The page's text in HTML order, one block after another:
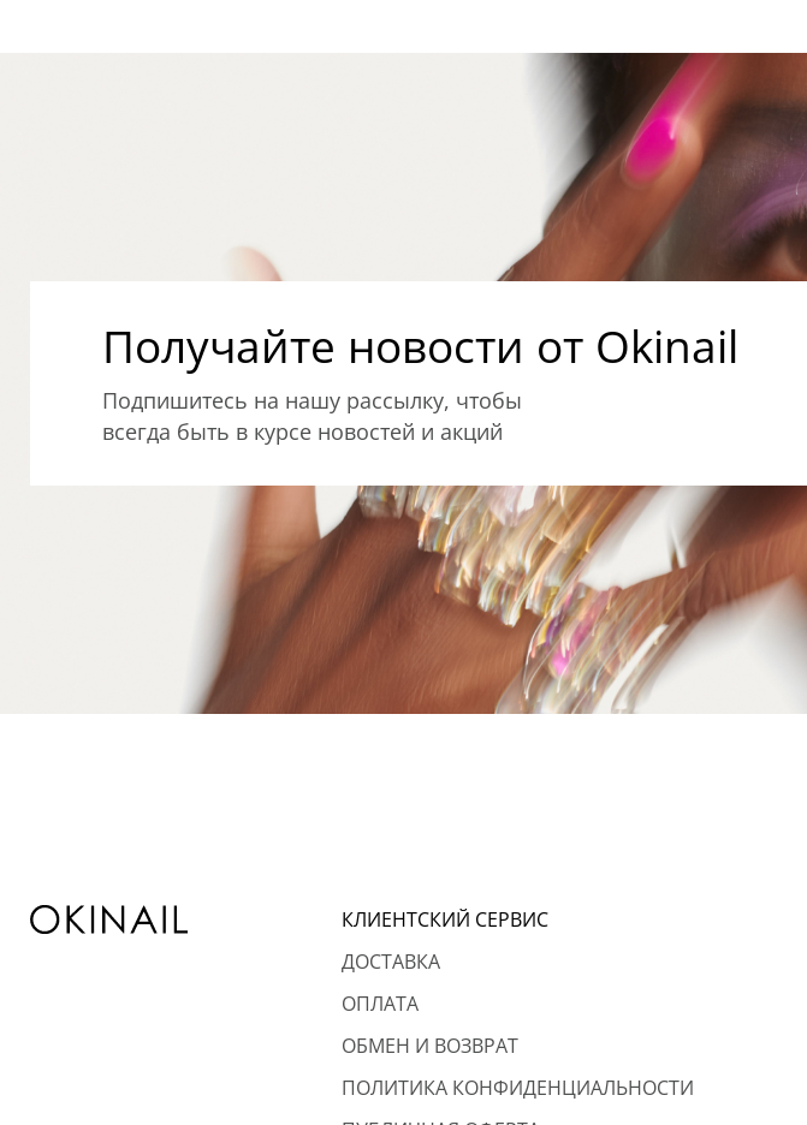
Получайте новости от Okinail
Подпишитесь на нашу рассылку, чтобы
всегда быть в курсе новостей и акций
КЛИЕНТСКИЙ СЕРВИС
ДОСТАВКА
ОПЛАТА
ОБМЕН И ВОЗВРАТ
ПОЛИТИКА КОНФИДЕНЦИАЛЬНОСТИ